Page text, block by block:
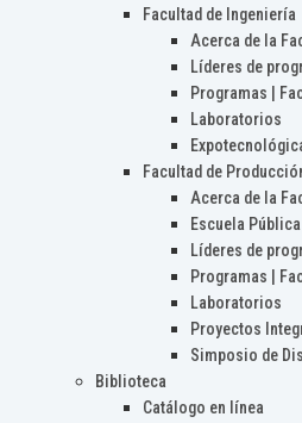
Facultad de Ingeniería
Acerca de la
Líderes de
Programas |
Laboratorios
Facultad de
Acerca de la
Escuela
Líderes de
Programas |
Laboratorios
Proyectos
Simposio de
Biblioteca
Catálogo en línea